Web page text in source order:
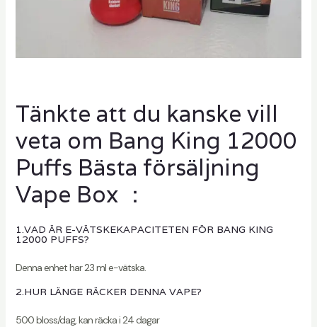
Tänkte att du kanske vill
veta om Bang King 12000
Puffs Bästa försäljning
Vape Box ：
1.VAD ÄR E-VÄTSKEKAPACITETEN FÖR BANG KING
12000 PUFFS?
Denna enhet har 23 ml e-vätska.
2.HUR LÄNGE RÄCKER DENNA VAPE?
500 bloss/dag, kan räcka i 24 dagar